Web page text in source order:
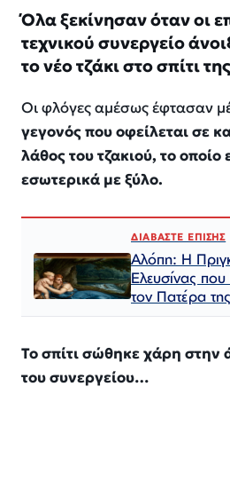
Όλα ξεκίνησαν όταν οι
τεχνικού συνεργείο
το νέο τζάκι στο σπίτι
Οι φλόγες αμέσως έφτασαν
γεγονός που οφείλεται σε
λάθος του τζακιού, το οποίο
εσωτερικά με ξύλο.
ΔΙΑΒΑΣΤΕ ΕΠΙΣΗΣ
Αλόπη: Η
Ελευσίνας
τον Πατέρα της
Το σπίτι σώθηκε χάρη
του συνεργείου…